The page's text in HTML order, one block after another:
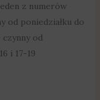
z numerów
od poniedziałku do
od
i 17-19